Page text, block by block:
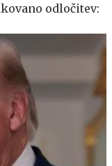
odločitev: